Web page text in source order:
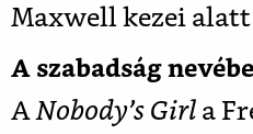
Maxwell kezei alatt
A szabadság
ANobody’s Girl a